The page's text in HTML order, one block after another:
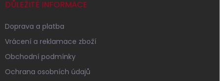
DŮLEŽITÉ INFORMACE
Doprava a platba
Vrácení a reklamace zboží
Obchodní podmínky
Ochrana osobních údajů